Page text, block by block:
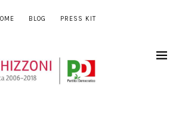
BLOG PRESS KIT